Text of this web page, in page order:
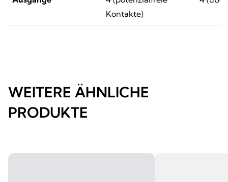
Kontakte)
WEITERE ÄHNLICHE
PRODUKTE